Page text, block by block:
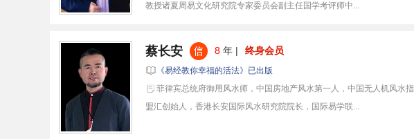
教授诸夏周易文化研究院专家委员会副主任国学考评师中...
蔡长安 8年 | 终身会员
《易经教你幸福的活法》已出版
菲律宾总统府御用风水师，中国房地产风水第一人，中国无人机风水
盟汇创始人，香港长安国际风水研究院院长，国际易学联...